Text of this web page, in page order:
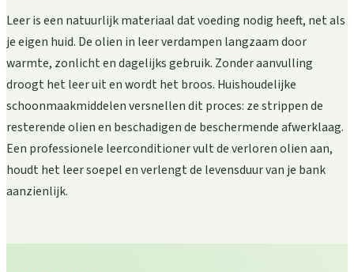
Leer is een natuurlijk materiaal dat voeding nodig heeft, net als
je eigen huid. De olien in leer verdampen langzaam door
warmte, zonlicht en dagelijks gebruik. Zonder aanvulling
droogt het leer uit en wordt het broos. Huishoudelijke
schoonmaakmiddelen versnellen dit proces: ze strippen de
resterende olien en beschadigen de beschermende afwerklaag.
Een professionele leerconditioner vult de verloren olien aan,
houdt het leer soepel en verlengt de levensduur van je bank
aanzienlijk.